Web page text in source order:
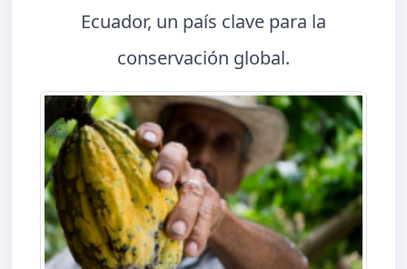
Ecuador, un país clave para la
conservación global.